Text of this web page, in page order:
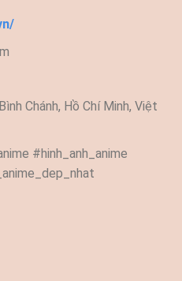
Chánh, Hồ Chí Minh, Việt
#hinh_anh_anime